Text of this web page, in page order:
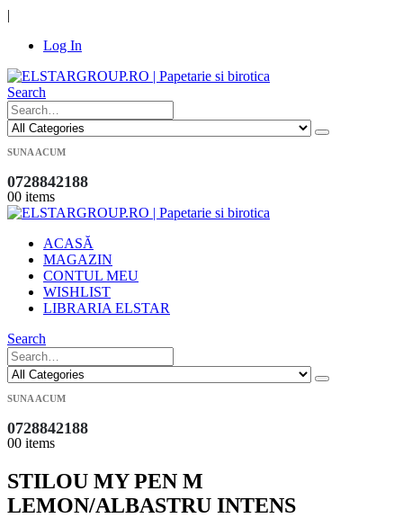
|
Log In
Search
SUNA ACUM
0728842188
00 items
ACASĂ
MAGAZIN
CONTUL MEU
WISHLIST
LIBRARIA ELSTAR
Search
SUNA ACUM
0728842188
00 items
STILOU MY PEN M
LEMON/ALBASTRU INTENS